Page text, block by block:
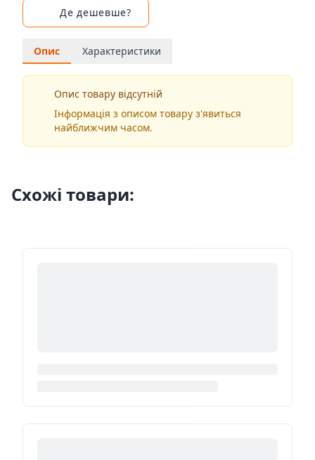
Де дешевше?
Опис Характеристики
Опис товару відсутній
Інформація з описом товару з'явиться
найближчим часом.
Схожі товари: